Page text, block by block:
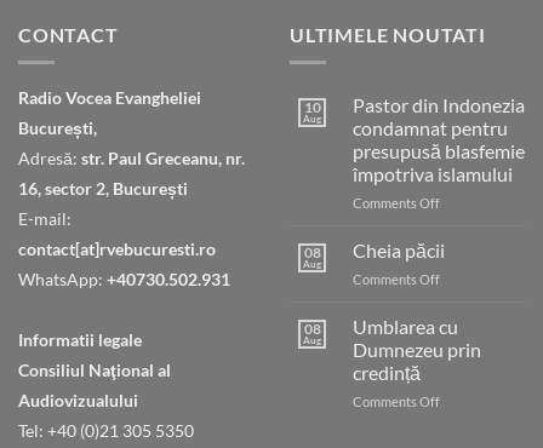
CONTACT
Radio Vocea Evangheliei
București,
Adresă: str. Paul Greceanu, nr.
16, sector 2, București
E-mail:
contact[at]rvebucuresti.ro
WhatsApp: +40730.502.931
Informatii legale
Consiliul Naţional al
Audiovizualului
Tel: +40 (0)21 305 5350
ULTIMELE NOUTATI
10
Aug
Pastor din Indonezia
condamnat pentru
presupusă blasfemie
împotriva islamului
Comments Offon
din
Indonezia
condamnat
presupusă
blasfemie
împotriva
08
Aug
Cheia păcii
Comments Offon
08
Aug
Umblarea cu
Dumnezeu prin
credință
Comments Offon